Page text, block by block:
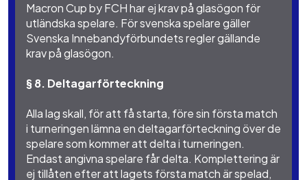
Macron Cup by FCH har ej krav på glasögon för
utländska spelare. För svenska spelare gäller
Svenska Innebandyförbundets regler gällande
krav på glasögon.
§ 8. Deltagarförteckning
Alla lag skall, för att få starta, före sin första match
i turneringen lämna en deltagarförteckning över de
spelare som kommer att delta i turneringen.
Endast angivna spelare får delta. Komplettering är
ej tillåten efter att lagets första match är spelad,